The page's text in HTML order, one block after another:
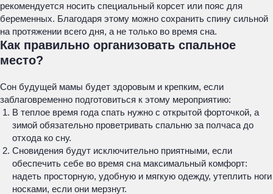
рекомендуется носить специальный корсет или пояс для
беременных. Благодаря этому можно сохранить спину сильной
на протяжении всего дня, а не только во время сна.
Как правильно организовать спальное
место?
Сон будущей мамы будет здоровым и крепким, если
заблаговременно подготовиться к этому мероприятию:
В теплое время года спать нужно с открытой форточкой, а
зимой обязательно проветривать спальню за полчаса до
отхода ко сну.
Сновидения будут исключительно приятными, если
обеспечить себе во время сна максимальный комфорт:
надеть просторную, удобную и мягкую одежду, утеплить ноги
носками, если они мерзнут.